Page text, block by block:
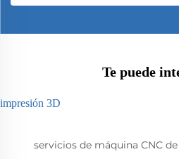
Te puede
impresión 3D
servicios de máquina CNC